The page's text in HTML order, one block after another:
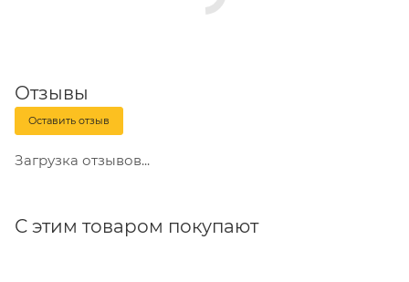
Отзывы
Оставить отзыв
Загрузка отзывов...
С этим товаром покупают